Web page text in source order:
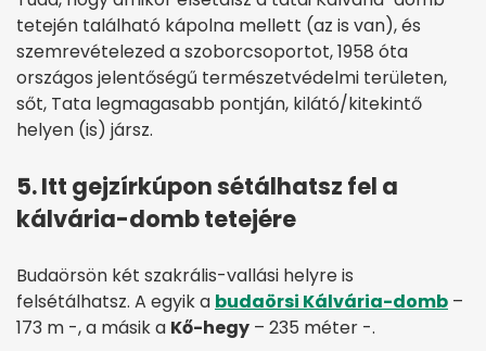
tetején található kápolna mellett (az is van), és
szemrevételezed a szoborcsoportot, 1958 óta
országos jelentőségű természetvédelmi területen,
sőt, Tata legmagasabb pontján, kilátó/kitekintő
helyen (is) jársz.
5. Itt gejzírkúpon sétálhatsz fel a
kálvária-domb tetejére
Budaörsön két szakrális-vallási helyre is
felsétálhatsz. A egyik a budaörsi Kálvária-domb –
173 m -, a másik a Kő-hegy – 235 méter -.